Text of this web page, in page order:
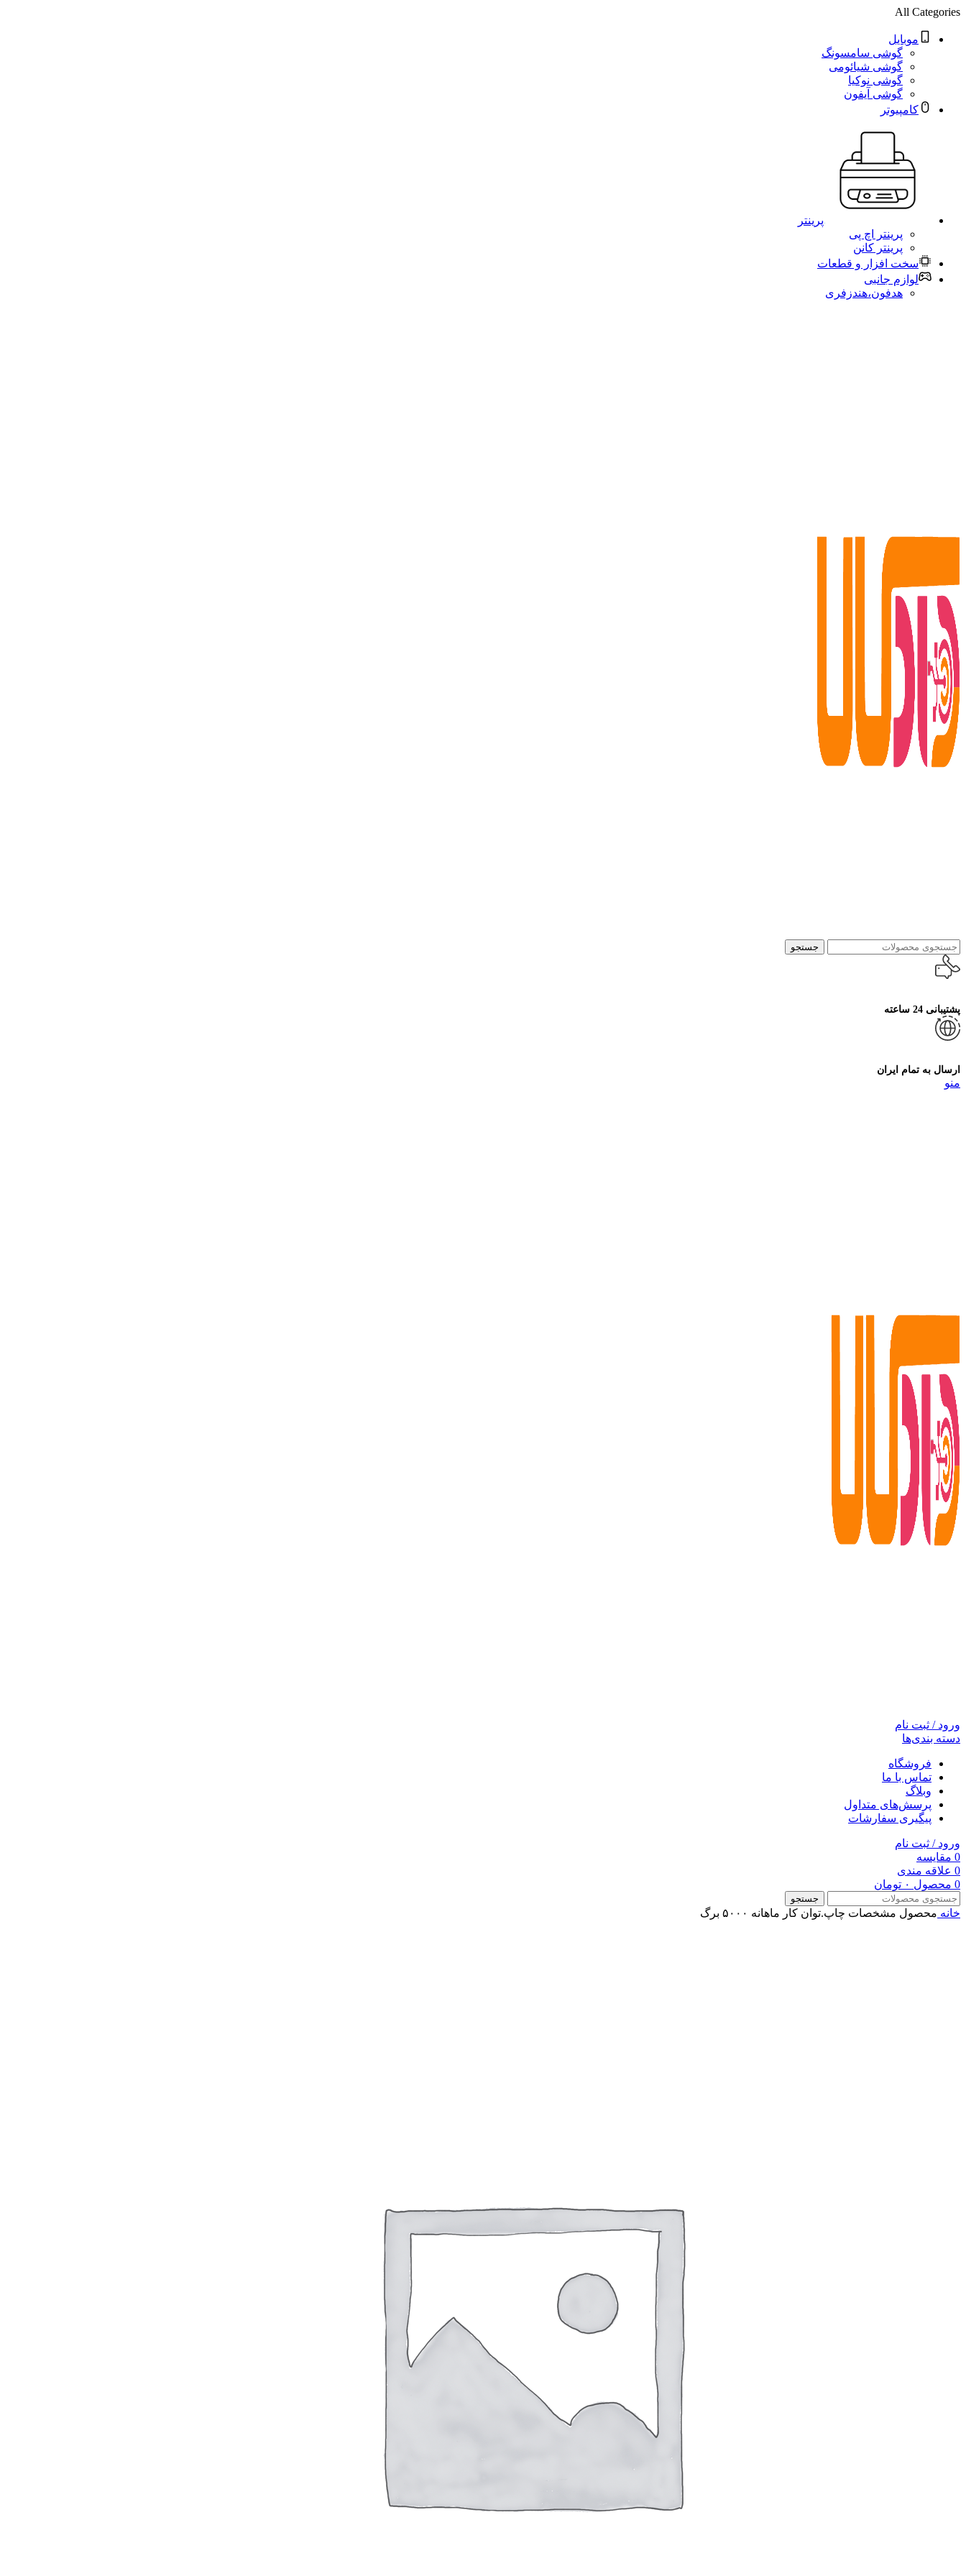
All Categories
موبایل
گوشی سامسونگ
گوشی شیائومی
گوشی نوکیا
گوشی آیفون
کامپیوتر
پرینتر
پرینتر اچ پی
پرینتر کانن
سخت افزار و قطعات
لوازم جانبی
هدفون،هندزفری
جستجو
پشتیبانی 24 ساعته
ارسال به تمام ایران
منو
ورود / ثبت نام
دسته بندی‌ها
فروشگاه
تماس با ما
وبلاگ
پرسش‌های متداول
پیگیری سفارشات
ورود / ثبت نام
0 مقایسه
0 علاقه مندی
0 محصول ۰ تومان
جستجو
خانه محصول مشخصات چاپ.توان کار ماهانه ۵۰۰۰ برگ